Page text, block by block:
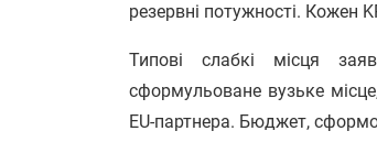
резервні потужності. Кожен
Типові слабкі місця
сформульоване вузьке
EU-партнера. Бюджет,